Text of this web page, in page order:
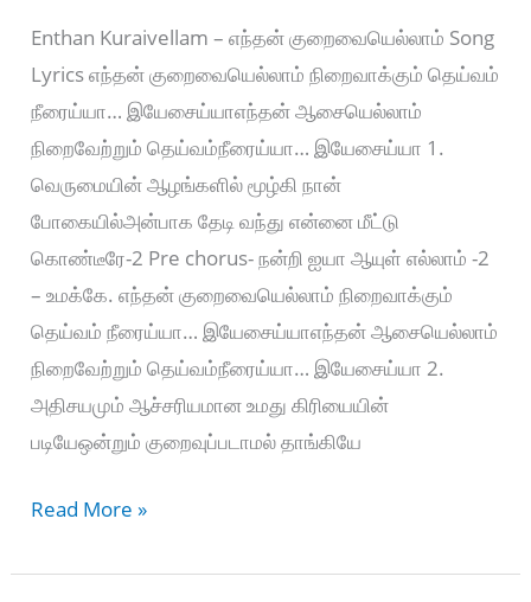
Enthan Kuraivellam – எந்தன் குறைவையெல்லாம் Song
Lyrics எந்தன் குறைவையெல்லாம் நிறைவாக்கும் தெய்வம்
நீரைய்யா… இயேசைய்யாஎந்தன் ஆசையெல்லாம்
நிறைவேற்றும் தெய்வம்நீரைய்யா… இயேசைய்யா 1.
வெருமையின் ஆழங்களில் மூழ்கி நான்
போகையில்அன்பாக தேடி வந்து என்னை மீட்டு
கொண்டீரே-2 Pre chorus- நன்றி ஐயா ஆயுள் எல்லாம் -2
– உமக்கே. எந்தன் குறைவையெல்லாம் நிறைவாக்கும்
தெய்வம் நீரைய்யா… இயேசைய்யாஎந்தன் ஆசையெல்லாம்
நிறைவேற்றும் தெய்வம்நீரைய்யா… இயேசைய்யா 2.
அதிசயமும் ஆச்சரியமான உமது கிரியையின்
படியேஒன்றும் குறைவுப்படாமல் தாங்கியே
Enthan
–
Read More »